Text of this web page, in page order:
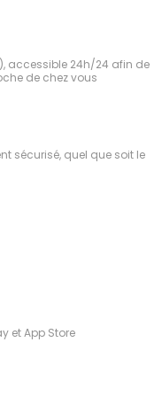
accessible 24h/24 afin de
de chez vous
sécurisé, quel que soit le
et App Store